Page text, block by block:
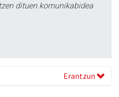
dituen komunikabidea
Erantzun